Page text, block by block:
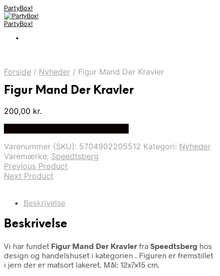
PartyBox!
PartyBox!
Forside / Nyheder / Figur Mand Der Kravler
Figur Mand Der Kravler
200,00 kr.
Varenummer (SKU): 5704902205512 Kategori: Nyheder
Varemærke: Speedtsberg
Previous Product
Next Product
Beskrivelse
Beskrivelse
Vi har fundet Figur Mand Der Kravler fra Speedtsberg hos
design og handelshuset i kategorien . Figuren er fremstillet
i jern der er matsort lakeret. Mål: 12x7x15 cm.